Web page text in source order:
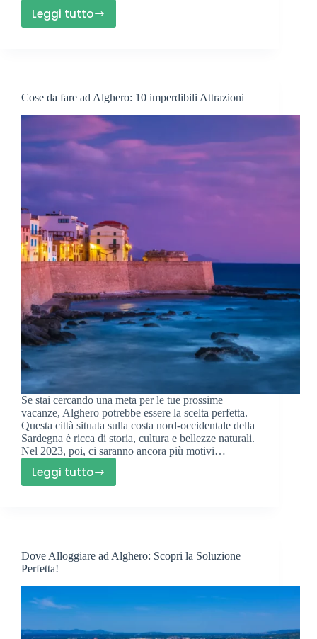
Leggi tutto
Dove
Hotel
e
Quartieri
Consigliati
Cose da fare ad Alghero: 10 imperdibili Attrazioni
Se stai cercando una meta per le tue prossime
vacanze, Alghero potrebbe essere la scelta perfetta.
Questa città situata sulla costa nord-occidentale della
Sardegna è ricca di storia, cultura e bellezze naturali.
Nel 2023, poi, ci saranno ancora più motivi…
Leggi tutto
Cose
10
Dove Alloggiare ad Alghero: Scopri la Soluzione
Perfetta!